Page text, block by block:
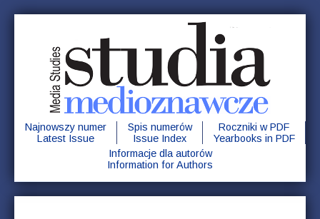
Najnowszy numer
Latest Issue
Spis numerów
Issue Index
Roczniki w PDF
Yearbooks in PDF
Informacje dla autorów
Information for Authors